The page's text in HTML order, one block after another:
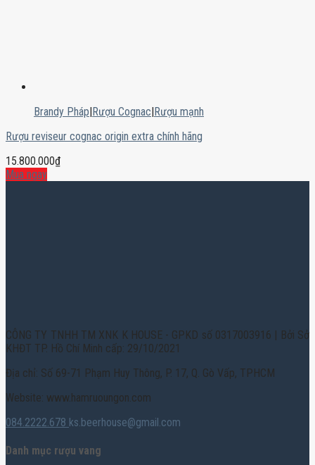
Brandy Pháp|Rượu Cognac|Rượu mạnh
Rượu reviseur cognac origin extra chính hãng
15.800.000₫
Mua ngay
CÔNG TY TNHH TM XNK K HOUSE - GPKD số 0317003916 | Bởi Sở
KHĐT TP. Hồ Chí Minh cấp: 29/10/2021
Địa chỉ: Số 69-71 Phạm Huy Thông, P. 17, Q. Gò Vấp, TPHCM
Website: www.hamruoungon.com
084.2222.678 ks.beerhouse@gmail.com
Danh mục rượu vang